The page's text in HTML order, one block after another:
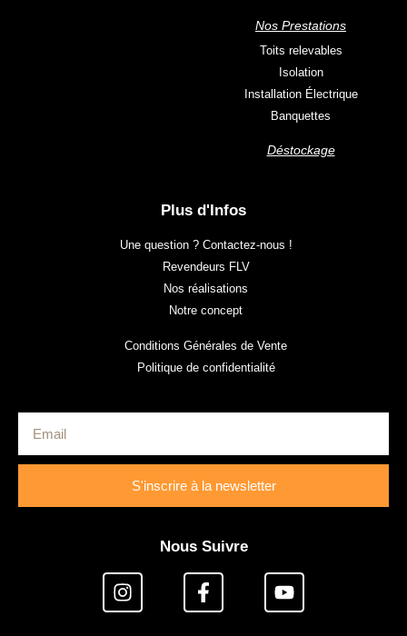
Nos Prestations
Toits relevables
Isolation
Installation Électrique
Banquettes
Déstockage
Plus d'Infos
Une question ? Contactez-nous !
Revendeurs FLV
Nos réalisations
Notre concept
Conditions Générales de Vente
Politique de confidentialité
S'inscrire à la newsletter
Nous Suivre